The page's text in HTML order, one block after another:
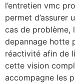
l’entretien vmc
permet d’assurer
cas de problème,
depannage hotte
réactivité afin de
cette vision
accompagne les